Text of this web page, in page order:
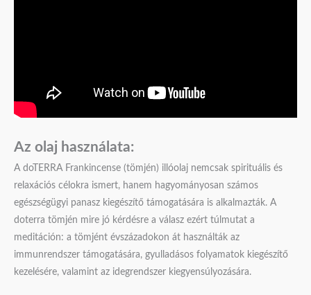
Az olaj használata:
A doTERRA Frankincense (tömjén) illóolaj nemcsak spirituális és
relaxációs célokra ismert, hanem hagyományosan számos
egészségügyi panasz kiegészítő támogatására is alkalmazták. A
doterra tömjén mire jó kérdésre a válasz ezért túlmutat a
meditáción: a tömjént évszázadokon át használták az
immunrendszer támogatására, gyulladásos folyamatok kiegészítő
kezelésére, valamint az idegrendszer kiegyensúlyozására.